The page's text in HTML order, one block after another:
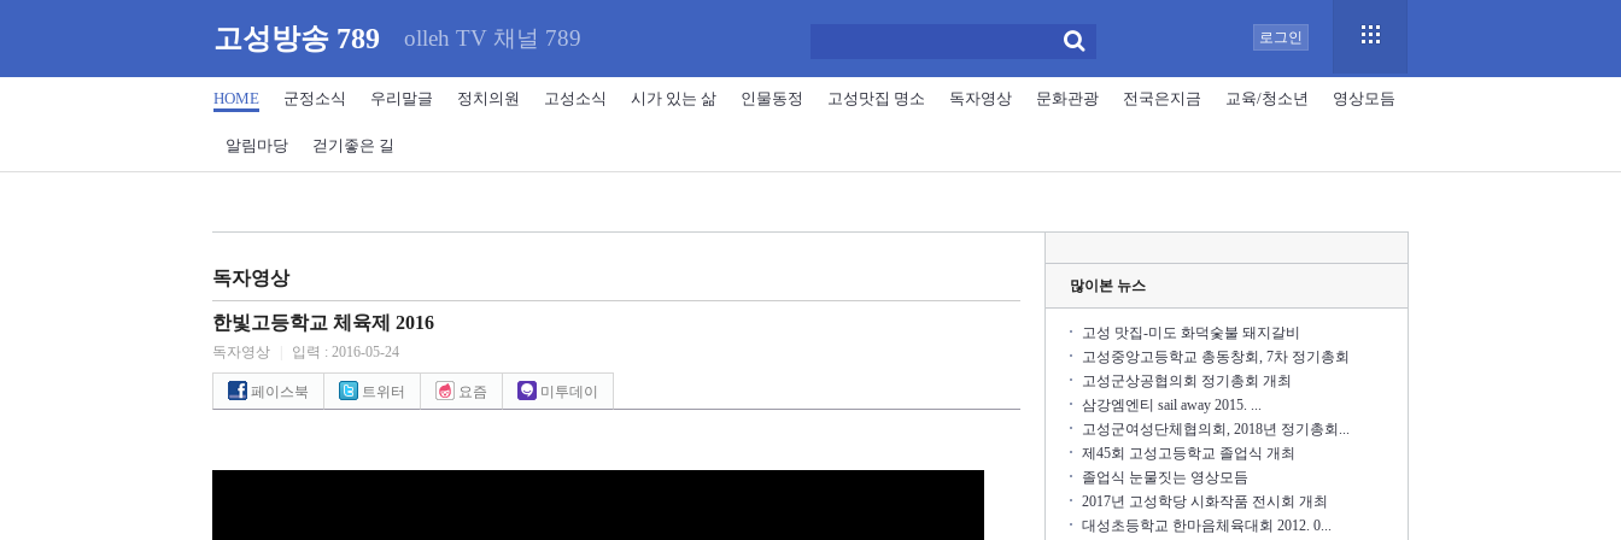
고성방송 789 olleh TV 채널 789 로그인
HOME 군정소식 우리말글 정치의원 고성소식 시가 있는 삶 인물동정 고성맛집 명소 독자영상 문화관광 전국은지금 교육/청소년 영상모듬
알림마당 걷기좋은 길
독자영상
한빛고등학교 체육제 2016
독자영상 입력 : 2016-05-24
페이스북 트위터 요즘 미투데이
많이본 뉴스
고성 맛집-미도 화덕숯불 돼지갈비
고성중앙고등학교 총동창회, 7차 정기총회
고성군상공협의회 정기총회 개최
삼강엠엔티 sail away 2015. ...
고성군여성단체협의회, 2018년 정기총회...
제45회 고성고등학교 졸업식 개최
졸업식 눈물짓는 영상모듬
2017년 고성학당 시화작품 전시회 개최
대성초등학교 한마음체육대회 2012. 0...